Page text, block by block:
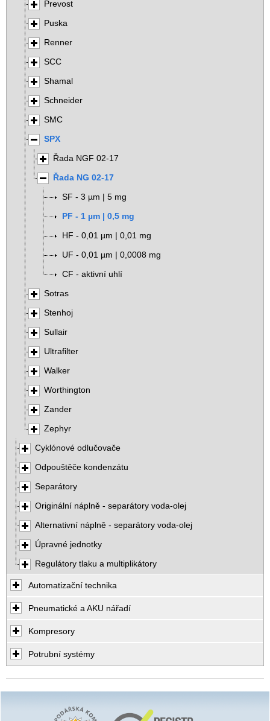
Prevost
Puska
Renner
SCC
Shamal
Schneider
SMC
SPX
Řada NGF 02-17
Řada NG 02-17
SF - 3 µm | 5 mg
PF - 1 µm | 0,5 mg
HF - 0,01 µm | 0,01 mg
UF - 0,01 µm | 0,0008 mg
CF - aktivní uhlí
Sotras
Stenhoj
Sullair
Ultrafilter
Walker
Worthington
Zander
Zephyr
Cyklónové odlučovače
Odpouštěče kondenzátu
Separátory
Originální náplně - separátory voda-olej
Alternativní náplně - separátory voda-olej
Úpravné jednotky
Regulátory tlaku a multiplikátory
Automatizační technika
Pneumatické a AKU nářadí
Kompresory
Potrubní systémy